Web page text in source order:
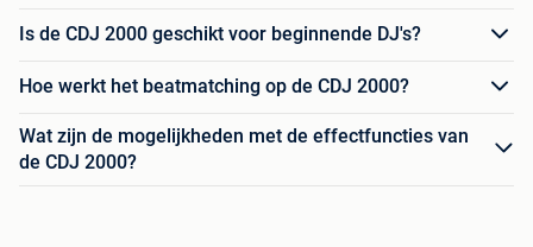
Is de CDJ 2000 geschikt voor beginnende DJ's?
Hoe werkt het beatmatching op de CDJ 2000?
Wat zijn de mogelijkheden met de effectfuncties van
de CDJ 2000?